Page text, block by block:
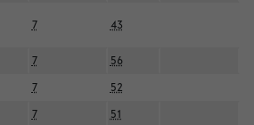
7 43
7
56
7
52
7
51